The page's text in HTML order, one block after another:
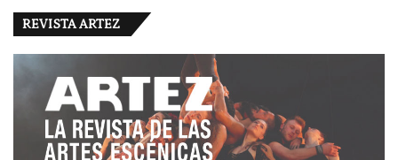
REVISTA ARTEZ